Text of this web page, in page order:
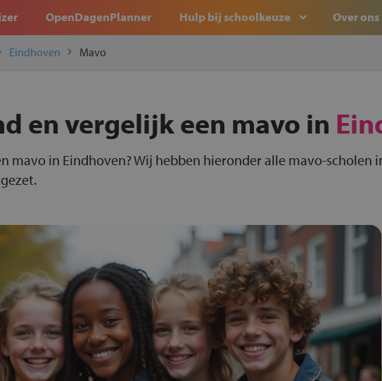
OpenDagenPlanner Hulp bij schoolkeuze Over ons
Eindhoven Mavo
en vergelijk een mavo in
mavo in Eindhoven? Wij hebben hieronder alle mavo-scholen